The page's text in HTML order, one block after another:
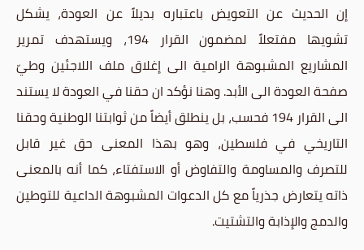
إن الحديث عن التعويض باعتباره بديلاً عن العودة، يشكل
تشويها مفتعلاً لمضمون القرار 194، ويستهدف تمرير
المشاريع المشبوهة الرامية الى إغلاق ملف اللاجئين وطيّ
صفحة العودة الى الأبد. وهنا نؤكد ان حقنا في العودة لا يستند
الى القرار 194 فحسب، بل ينطلق أيضاً من ثوابتنا الوطنية وحقنا
التاريخي في فلسطين، وهو بهذا المعنى حق غير قابل
للتصرف والمساومة والتفاوض أو الاستفتاء، كما أنه بالمعنى
ذاته يتعارض جذرياً مع كل الدعوات المشبوهة الداعية للتوطين
والدمج والإذابة والتشتيت.